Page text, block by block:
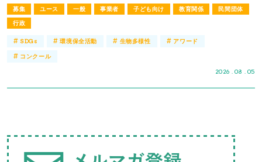
募集 ユース 一般 事業者 子ども向け 教育関係
民間団体
行政
2026 . 08 . 05
#SDGs #環境保全活動 # 生物多様性 # アワード
# コンクール